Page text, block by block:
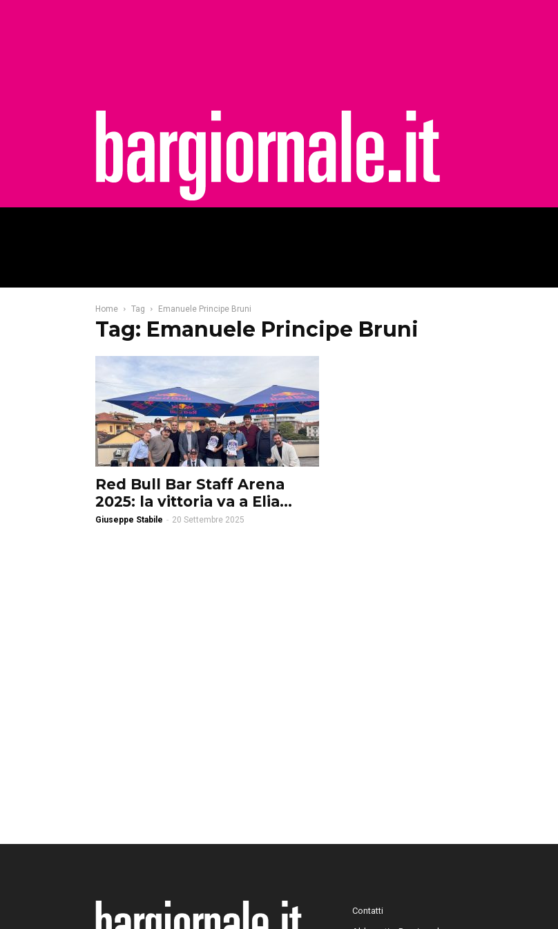
Home Tag Emanuele Principe Bruni
Tag: Emanuele Principe Bruni
Red Bull Bar Staff Arena
2025: la vittoria va a Elia...
Giuseppe Stabile - 20 Settembre 2025
Contatti